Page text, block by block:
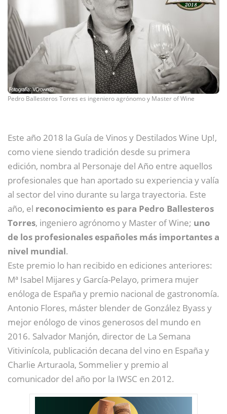
Pedro Ballesteros Torres es ingeniero agrónomo y Master of Wine
Este año 2018 la Guía de Vinos y Destilados Wine Up!,
como viene siendo tradición desde su primera
edición, nombra al Personaje del Año entre aquellos
profesionales que han aportado su experiencia y valía
al sector del vino durante su larga trayectoria. Este
año, el reconocimiento es para Pedro Ballesteros
Torres, ingeniero agrónomo y Master of Wine; uno
de los profesionales españoles más importantes a
nivel mundial.
Este premio lo han recibido en ediciones anteriores:
Mª Isabel Mijares y García-Pelayo, primera mujer
enóloga de España y premio nacional de gastronomía.
Antonio Flores, máster blender de González Byass y
mejor enólogo de vinos generosos del mundo en
2016. Salvador Manjón, director de La Semana
Vitivinícola, publicación decana del vino en España y
Charlie Arturaola, Sommelier y premio al
comunicador del año por la IWSC en 2012.